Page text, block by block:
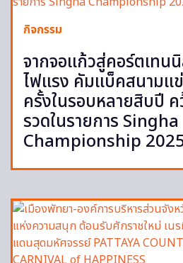
กิจกรรม
จากจอแก้วสู่คอร์ตเทน
ไฟแรง คัมแบ็คสนามแ
ครั้งในรอบหลายสิบปี
รวดในรายการ Singha
Championship